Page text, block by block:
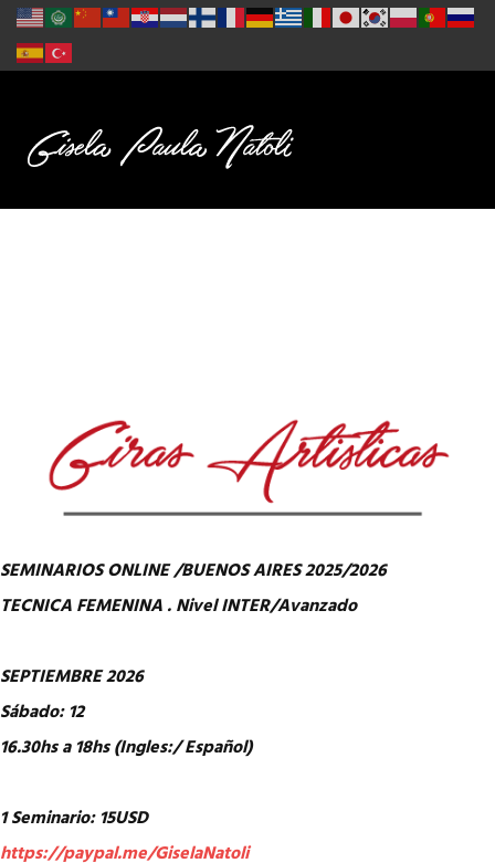
SEMINARIOS ONLINE /BUENOS AIRES 2025/2026
TECNICA FEMENINA . Nivel INTER/Avanzado
SEPTIEMBRE 2026
Sábado: 12
16.30hs a 18hs (Ingles:/ Español)
1 Seminario: 15USD
https://paypal.me/GiselaNatoli